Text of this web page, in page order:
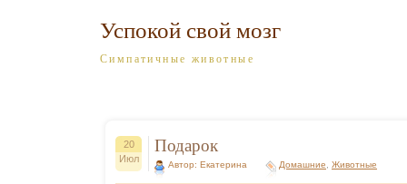
Успокой свой мозг
Симпатичные животные
20
Июл
Подарок
Автор: Екатерина Домашние Животные